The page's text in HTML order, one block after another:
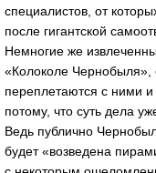
специалистов, от
после гигантской
Немногие же
«Колоколе Чернобыля»,
переплетаются с ними и
потому, что суть дела
Ведь публично
будет «возведена